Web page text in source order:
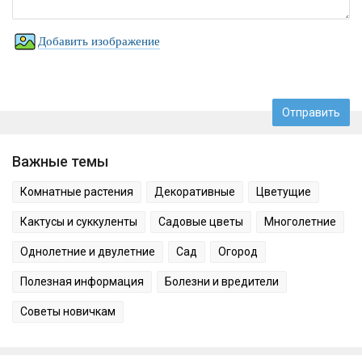
Добавить изображение
Важные темы
Комнатные растения Декоративные Цветущие
Кактусы и суккуленты Садовые цветы Многолетние
Однолетние и двулетние Сад Огород
Полезная информация Болезни и вредители
Советы новичкам